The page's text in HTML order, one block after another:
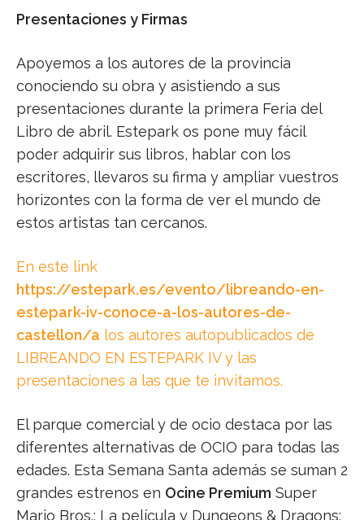
Presentaciones y Firmas
Apoyemos a los autores de la provincia
conociendo su obra y asistiendo a sus
presentaciones durante la primera Feria del
Libro de abril. Estepark os pone muy fácil
poder adquirir sus libros, hablar con los
escritores, llevaros su firma y ampliar vuestros
horizontes con la forma de ver el mundo de
estos artistas tan cercanos.
En este link
https://estepark.es/evento/libreando-en-
estepark-iv-conoce-a-los-autores-de-
castellon/a los autores autopublicados de
LIBREANDO EN ESTEPARK IV y las
presentaciones a las que te invitamos.
El parque comercial y de ocio destaca por las
diferentes alternativas de OCIO para todas las
edades. Esta Semana Santa además se suman 2
grandes estrenos en Ocine Premium Super
Mario Bros.: La película y Dungeons & Dragons: